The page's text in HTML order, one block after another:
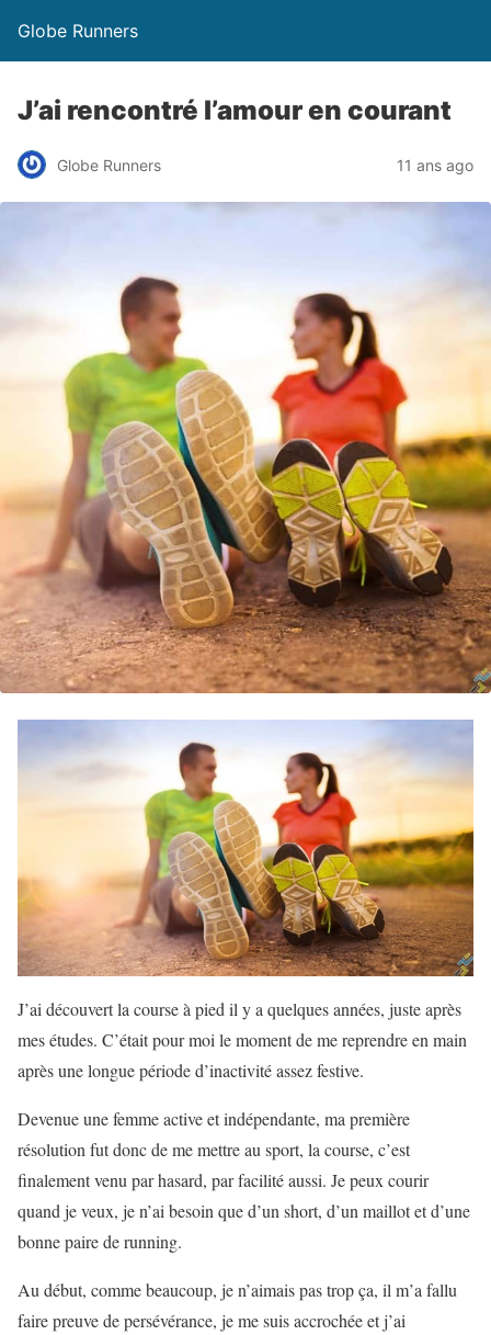
Globe Runners
J’ai rencontré l’amour en courant
Globe Runners 11 ans ago
J’ai découvert la course à pied il y a quelques années, juste après
mes études. C’était pour moi le moment de me reprendre en main
après une longue période d’inactivité assez festive.
Devenue une femme active et indépendante, ma première
résolution fut donc de me mettre au sport, la course, c’est
finalement venu par hasard, par facilité aussi. Je peux courir
quand je veux, je n’ai besoin que d’un short, d’un maillot et d’une
bonne paire de running.
Au début, comme beaucoup, je n’aimais pas trop ça, il m’a fallu
faire preuve de persévérance, je me suis accrochée et j’ai